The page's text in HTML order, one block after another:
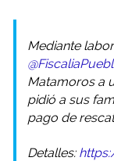
Mediante
Matamoros a
pidió a sus
pago de
Detalles: